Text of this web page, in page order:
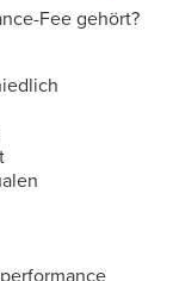
Fee gehört?